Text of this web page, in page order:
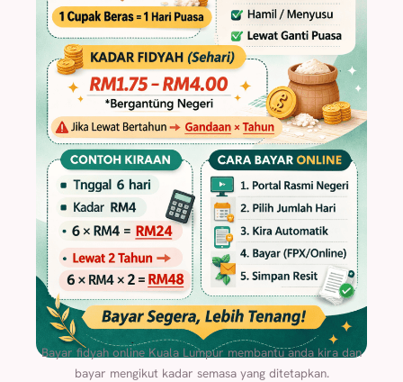
Bayar fidyah online Kuala Lumpur membantu anda kira dan
bayar mengikut kadar semasa yang ditetapkan.